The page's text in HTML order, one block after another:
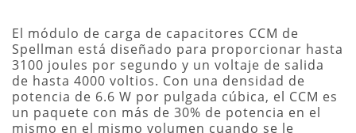
El módulo de carga de capacitores CCM de
Spellman está diseñado para proporcionar hasta
3100 joules por segundo y un voltaje de salida
de hasta 4000 voltios. Con una densidad de
potencia de 6.6 W por pulgada cúbica, el CCM es
un paquete con más de 30% de potencia en el
mismo en el mismo volumen cuando se le